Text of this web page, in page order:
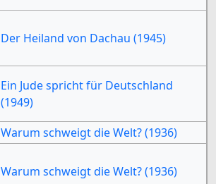
Der Heiland von Dachau (1945)
Ein Jude spricht für Deutschland
(1949)
Warum schweigt die Welt? (1936)
Warum schweigt die Welt? (1936)